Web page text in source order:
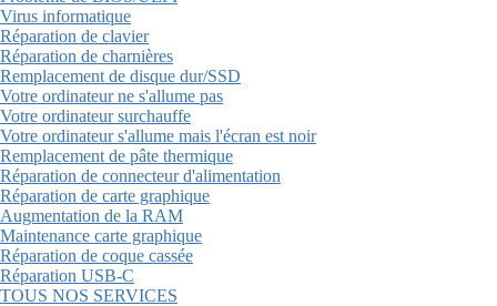
Virus informatique
Réparation de clavier
Réparation de charnières
Remplacement de disque dur/SSD
Votre ordinateur ne s'allume pas
Votre ordinateur surchauffe
Votre ordinateur s'allume mais l'écran est noir
Remplacement de pâte thermique
Réparation de connecteur d'alimentation
Réparation de carte graphique
Augmentation de la RAM
Maintenance carte graphique
Réparation de coque cassée
Réparation USB-C
TOUS NOS SERVICES